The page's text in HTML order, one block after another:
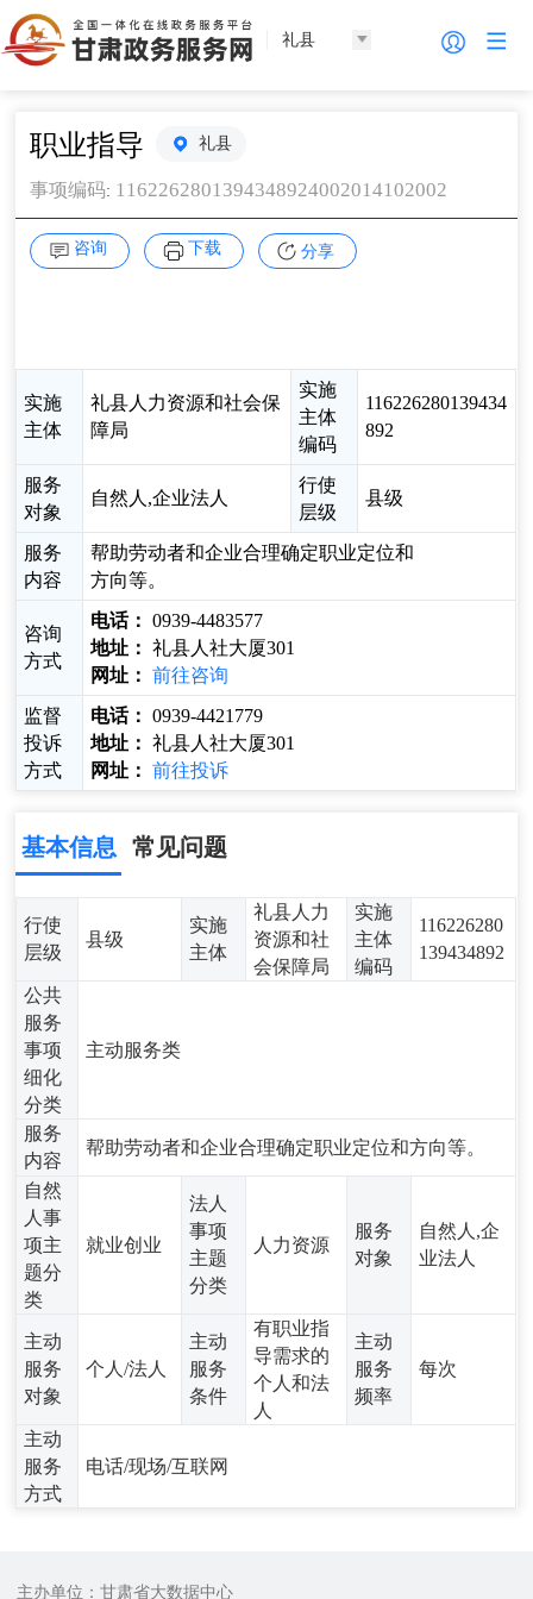
礼县
职业指导 礼县
事项编码: 1162262801394348924002014102002
咨询 下载 分享
实施
主体
礼县人力资源和社会保
障局
实施
主体
编码
116226280139434
892
服务
对象
自然人,企业法人
行使
层级
县级
服务
内容
帮助劳动者和企业合理确定职业定位和
方向等。
咨询
方式
电话： 0939-4483577
地址： 礼县人社大厦301
网址：
前往咨询
监督
投诉
方式
电话： 0939-4421779
地址： 礼县人社大厦301
网址：
前往投诉
基本信息 常见问题
行使
层级
县级
实施
主体
礼县人力
资源和社
会保障局
实施
主体
编码
116226280
139434892
公共
服务
事项
细化
分类
主动服务类
服务
内容
帮助劳动者和企业合理确定职业定位和方向等。
自然
人事
项主
题分
类
就业创业
法人
事项
主题
分类
人力资源
服务
对象
自然人,企
业法人
主动
服务
对象
个人/法人
主动
服务
条件
有职业指
导需求的
个人和法
人
主动
服务
频率
每次
主动
服务
方式
电话/现场/互联网
主办单位：甘肃省大数据中心